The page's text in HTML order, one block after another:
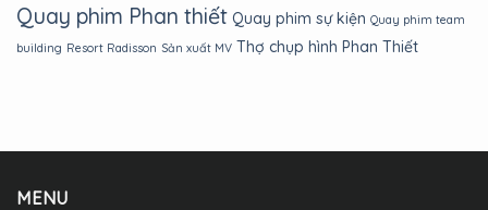
Quay phim Phan thiết Quay phim sự kiện Quay phim team
building Resort Radisson Sản xuất MV Thợ chụp hình Phan Thiết
MENU